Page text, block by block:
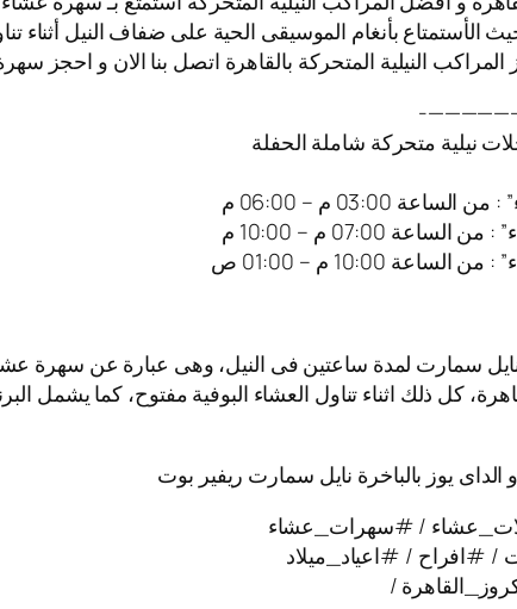
الأستمتاع بأنغام الموسيقى الحية على ضفاف النيل أثناء
النيلية المتحركة بالقاهرة اتصل بنا الان و احجز
نيلية متحركة شاملة الحفلة
03:00 م – 06:00 م
07:00 م – 10:00 م
10:00 م – 01:00 ص
سمارت لمدة ساعتين فى النيل، وهى عبارة عن سهرة
كل ذلك اثناء تناول العشاء البوفية مفتوح، كما يشمل
يوز بالباخرة نايل سمارت ريفير بوت
/ #سهرات_عشاء
#افراح / #اعياد_ميلاد
/